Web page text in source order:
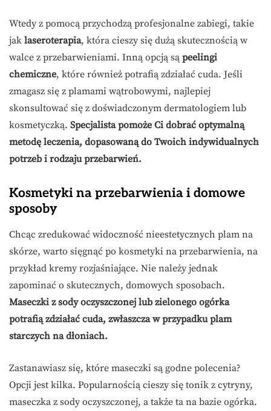
Wtedy z pomocą przychodzą profesjonalne zabiegi, takie
jak laseroterapia, która cieszy się dużą skutecznością w
walce z przebarwieniami. Inną opcją są peelingi
chemiczne, które również potrafią zdziałać cuda. Jeśli
zmagasz się z plamami wątrobowymi, najlepiej
skonsultować się z doświadczonym dermatologiem lub
kosmetyczką. Specjalista pomoże Ci dobrać optymalną
metodę leczenia, dopasowaną do Twoich indywidualnych
potrzeb i rodzaju przebarwień.
Kosmetyki na przebarwienia i domowe
sposoby
Chcąc zredukować widoczność nieestetycznych plam na
skórze, warto sięgnąć po kosmetyki na przebarwienia, na
przykład kremy rozjaśniające. Nie należy jednak
zapominać o skutecznych, domowych sposobach.
Maseczki z sody oczyszczonej lub zielonego ogórka
potrafią zdziałać cuda, zwłaszcza w przypadku plam
starczych na dłoniach.
Zastanawiasz się, które maseczki są godne polecenia?
Opcji jest kilka. Popularnością cieszy się tonik z cytryny,
maseczka z sody oczyszczonej, a także ta na bazie ogórka.